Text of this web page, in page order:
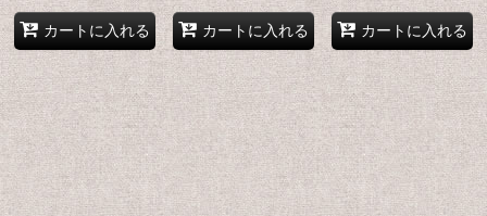
カートに入れる カートに入れる カートに入れる